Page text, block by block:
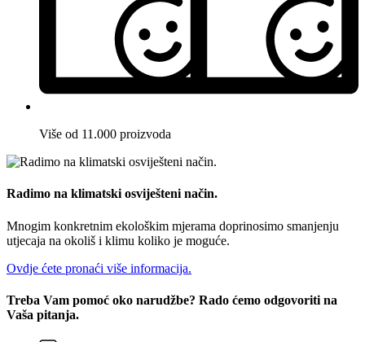
Više od 11.000 proizvoda
Radimo na klimatski osviješteni način.
Mnogim konkretnim ekološkim mjerama doprinosimo smanjenju
utjecaja na okoliš i klimu koliko je moguće.
Ovdje ćete pronaći više informacija.
Treba Vam pomoć oko narudžbe? Rado ćemo odgovoriti na
Vaša pitanja.